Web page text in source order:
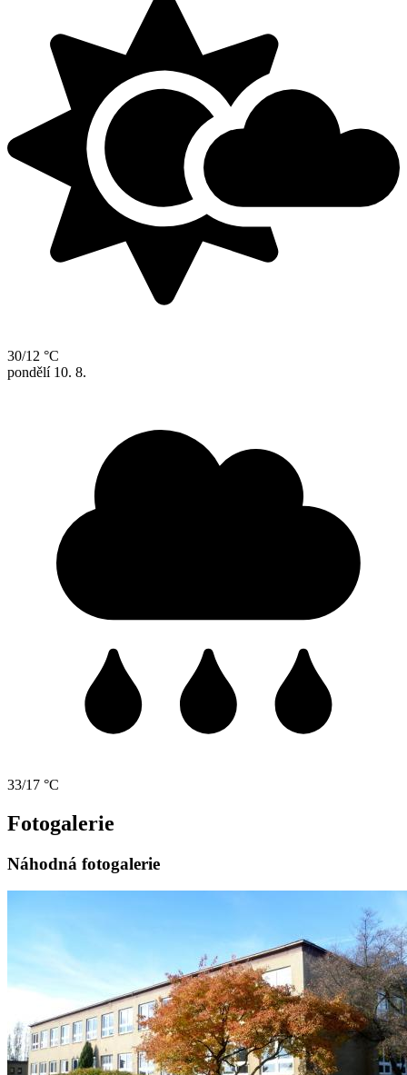
30/12 °C
pondělí 10. 8.
33/17 °C
Fotogalerie
Náhodná fotogalerie